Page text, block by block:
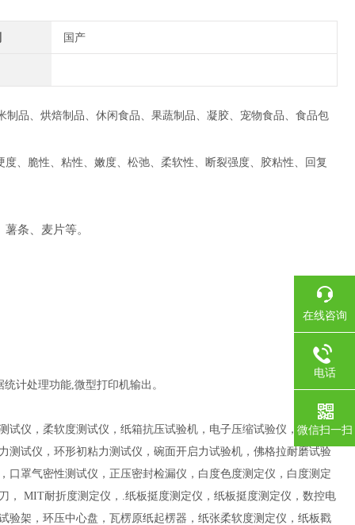
国产
制品、烘焙制品、休闲食品、果蔬制品、凝胶、宠物食品、食品包
度、脆性、粘性、嫩度、松弛、柔软性、断裂强度、胶粘性、回复
条、麦片等。
统计处理功能,微型打印机输出。
试仪，柔软度测试仪， 纸箱抗压试验机，电子压缩试验仪，电子拉
测试仪，环形初粘力测试仪，碗面开启力试验机，佛格拉耐磨试验
罩气密性测试仪，正压密封检漏仪， 白度色度测定仪，白度测定
，
MIT耐折度测定仪， .纸板挺度测定仪，纸板挺度测定仪，数控电
架，环压中心盘，瓦楞原纸起楞器，纸张柔软度测定仪，纸板戳
在线咨询
电话
微信扫一扫